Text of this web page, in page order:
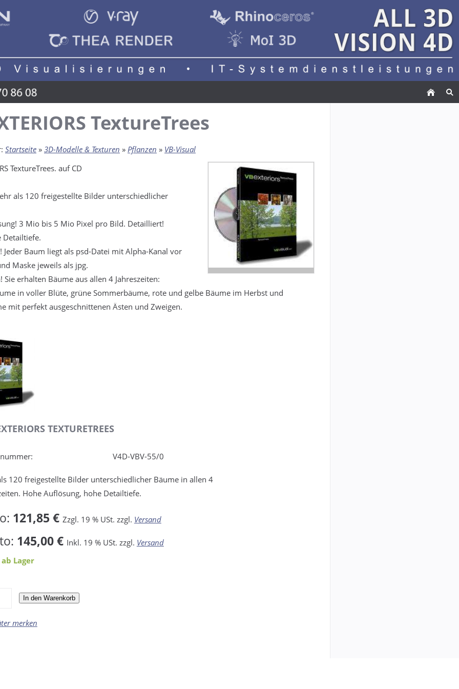
TextureTrees
Startseite » 3D-Modelle & Texturen » Pflanzen » VB-Visual
TextureTrees. auf CD
als 120 freigestellte Bilder unterschiedlicher
3 Mio bis 5 Mio Pixel pro Bild. Detailliert!
Detailtiefe.
Jeder Baum liegt als psd-Datei mit Alpha-Kanal vor
Maske jeweils als jpg.
Sie erhalten Bäume aus allen 4 Jahreszeiten:
in voller Blüte, grüne Sommerbäume, rote und gelbe Bäume im Herbst und
mit perfekt ausgeschnittenen Ästen und Zweigen.
TEXTURETREES
V4D-VBV-55/0
120 freigestellte Bilder unterschiedlicher Bäume in allen 4
Hohe Auflösung, hohe Detailtiefe.
121,85 € Zzgl. 19 % USt. zzgl. Versand
145,00 € Inkl. 19 % USt. zzgl. Versand
Lager
In den Warenkorb
merken